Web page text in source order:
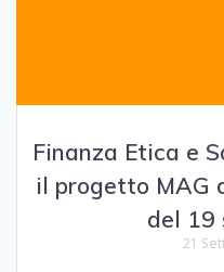
Finanza Etica e
il progetto MAG
del 19
21